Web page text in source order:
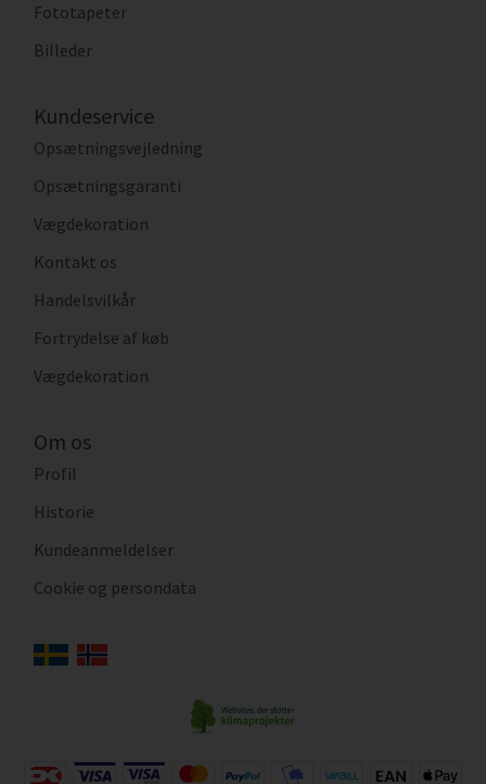
Fototapeter
Billeder
Kundeservice
Opsætningsvejledning
Opsætningsgaranti
Vægdekoration
Kontakt os
Handelsvilkår
Fortrydelse af køb
Vægdekoration
Om os
Profil
Historie
Kundeanmeldelser
Cookie og persondata